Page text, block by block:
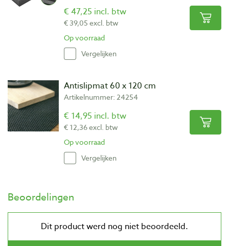
€ 47,25 incl. btw
€ 39,05 excl. btw
Op voorraad
Vergelijken
Antislipmat 60 x 120 cm
Artikelnummer: 24254
€ 14,95 incl. btw
€ 12,36 excl. btw
Op voorraad
Vergelijken
Beoordelingen